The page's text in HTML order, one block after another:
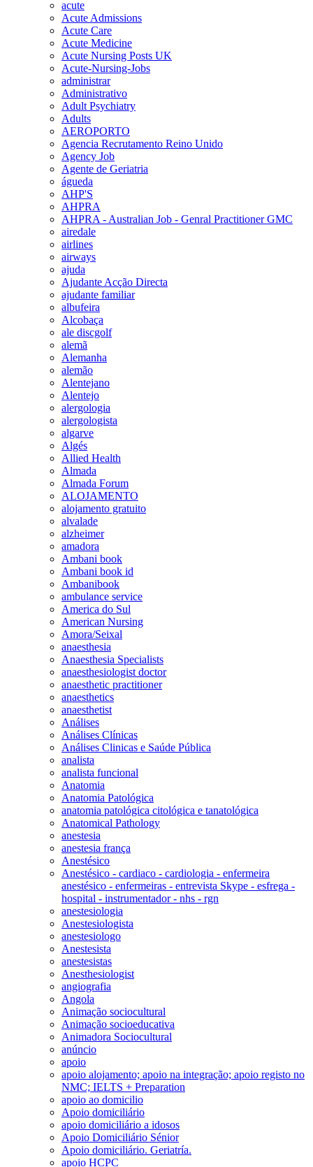
acute
Acute Admissions
Acute Care
Acute Medicine
Acute Nursing Posts UK
Acute-Nursing-Jobs
administrar
Administrativo
Adult Psychiatry
Adults
AEROPORTO
Agencia Recrutamento Reino Unido
Agency Job
Agente de Geriatria
águeda
AHP'S
AHPRA
AHPRA - Australian Job - Genral Practitioner GMC
airedale
airlines
airways
ajuda
Ajudante Acção Directa
ajudante familiar
albufeira
Alcobaça
ale discgolf
alemã
Alemanha
alemão
Alentejano
Alentejo
alergologia
alergologista
algarve
Algés
Allied Health
Almada
Almada Forum
ALOJAMENTO
alojamento gratuito
alvalade
alzheimer
amadora
Ambani book
Ambani book id
Ambanibook
ambulance service
America do Sul
American Nursing
Amora/Seixal
anaesthesia
Anaesthesia Specialists
anaesthesiologist doctor
anaesthetic practitioner
anaesthetics
anaesthetist
Análises
Análises Clínicas
Análises Clinicas e Saúde Pública
analista
analista funcional
Anatomia
Anatomia Patológica
anatomia patológica citológica e tanatológica
Anatomical Pathology
anestesia
anestesia frança
Anestésico
Anestésico - cardiaco - cardiologia - enfermeira
anestésico - enfermeiras - entrevista Skype - esfrega -
hospital - instrumentador - nhs - rgn
anestesiologia
Anestesiologista
anestesiologo
Anestesista
anestesistas
Anesthesiologist
angiografia
Angola
Animação sociocultural
Animação socioeducativa
Animadora Sociocultural
anúncio
apoio
apoio alojamento; apoio na integração; apoio registo no
NMC; IELTS + Preparation
apoio ao domicilio
Apoio domiciliário
apoio domiciliário a idosos
Apoio Domiciliário Sénior
Apoio domiciliário. Geriatría.
apoio HCPC